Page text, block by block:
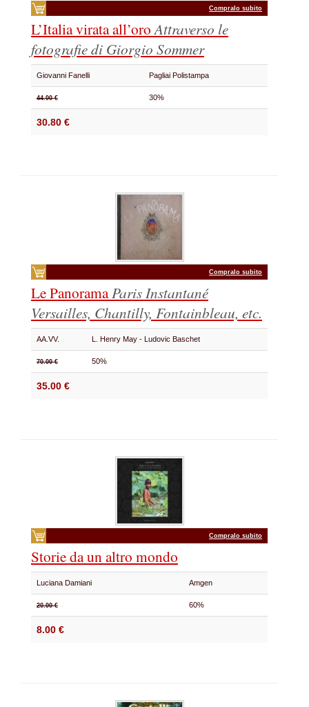
Compralo subito
L’Italia virata all’oroAttraverso le
fotografie di Giorgio Sommer
Giovanni Fanelli Pagliai Polistampa
44.00 € 30%
30.80 €
Compralo subito
Le PanoramaParis Instantané
Versailles, Chantilly, Fontainbleau, etc.
AA.VV. L. Henry May - Ludovic Baschet
70.00 € 50%
35.00 €
Compralo subito
Storie da un altro mondo
Luciana Damiani Amgen
20.00 € 60%
8.00 €